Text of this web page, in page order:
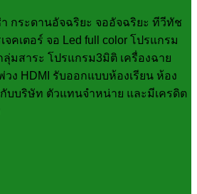
า กระดานอัจฉริยะ จออัจฉริยะ ทีวีทัช
คเตอร์ จอ Led full color โปรแกรม
มสาระ โปรแกรม3มิติ เครื่องฉาย
HDMI รับออกแบบห้องเรียน ห้อง
บบริษัท ตัวแทนจำหน่าย และมีเครดิต